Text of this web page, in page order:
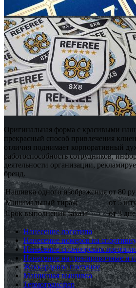
Оригинальная форма с красивыми
прекрасный способ привлечения
отличия поднимает корпоративный
работоспособность сотрудников,
деятельности организации,
бренд.
Нашивка одного изображения от 80
Минимальный тираж
от 5
Срок выполнения заказа
от 3
Нанесение логотипа
Нанесение номеров на
Нанесение спонсорских
Нанесение на тренировочные и
Жаккардовое плетение
Машинная вышивка
Термотрансфер